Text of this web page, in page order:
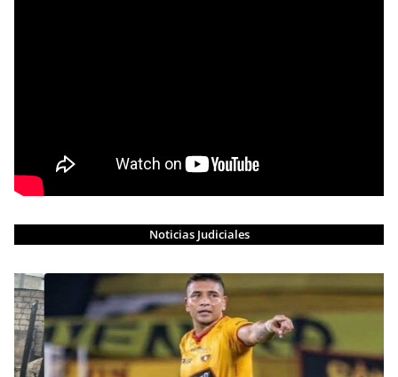
Noticias Judiciales